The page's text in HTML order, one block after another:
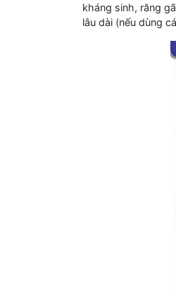
kháng sinh, răng
lâu dài (nếu dùng